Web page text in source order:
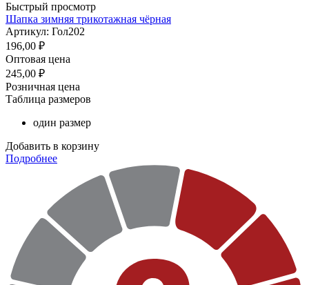
Быстрый просмотр
Шапка зимняя трикотажная чёрная
Артикул: Гол202
196,00 ₽
Оптовая цена
245,00 ₽
Розничная цена
Таблица размеров
один размер
Добавить в корзину
Подробнее